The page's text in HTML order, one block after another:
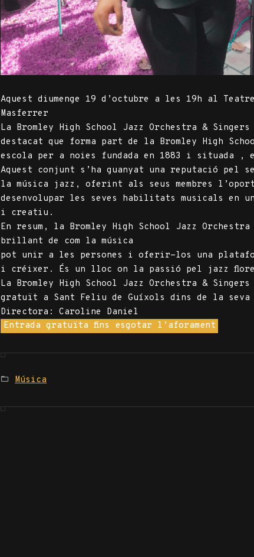
Aquest diumenge 19 d’octubre a les 19h al
Masferrer
La Bromley High School Jazz Orchestra &
destacat que forma part de la Bromley High
escola per a noies fundada en 1883 i situada ,
Aquest conjunt s’ha guanyat una reputació pel
la música jazz, oferint als seus membres
desenvolupar les seves habilitats musicals en
i creatiu.
En resum, la Bromley High School Jazz Orchestra
brillant de com la música
pot unir a les persones i oferir-los una
i créixer. És un lloc on la passió pel jazz
La Bromley High School Jazz Orchestra &
gratuït a Sant Feliu de Guíxols dins de la
Directora: Caroline Daniel
Entrada gratuïta fins esgotar l’aforament
Posted
Música